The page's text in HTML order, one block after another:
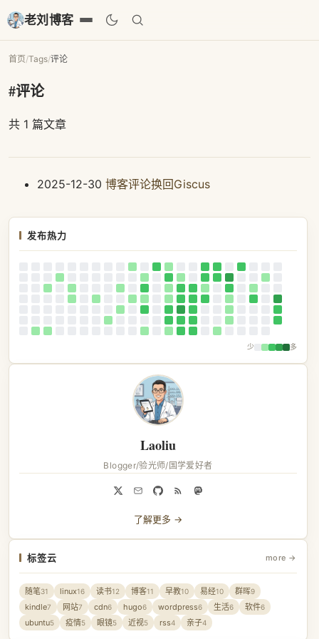
老刘博客
首页/Tags/评论
#评论
共 1 篇文章
2025-12-30 博客评论换回Giscus
发布热力
少 多
Laoliu
Blogger/验光师/国学爱好者
了解更多 →
标签云 more →
随笔31 linux16 读书12 博客11 早教10 易经10 群晖9
kindle7 网站7 cdn6 hugo6 wordpress6 生活6 软件6
ubuntu5 疫情5 眼镜5 近视5 rss4 亲子4